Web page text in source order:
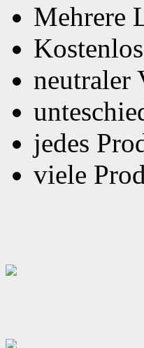
Mehrere
neutraler
jedes
viele